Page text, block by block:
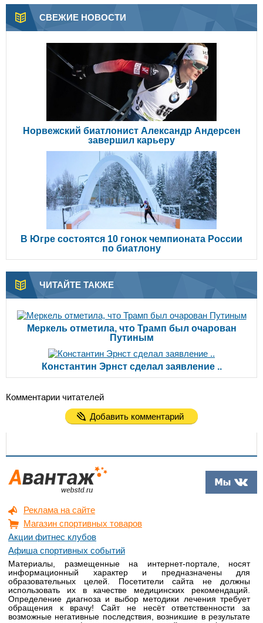
СВЕЖИЕ НОВОСТИ
Норвежский биатлонист Александр Андерсен
завершил карьеру
В Югре состоятся 10 гонок чемпионата России
по биатлону
ЧИТАЙТЕ ТАКЖЕ
Меркель отметила, что Трамп был очарован
Путиным
Константин Эрнст сделал заявление ..
Комментарии читателей
Добавить комментарий
Реклама на сайте
Магазин спортивных товаров
Акции фитнес клубов
Афиша спортивных событий
Материалы, размещенные на интернет-портале, носят
информационный характер и предназначены для
образовательных целей. Посетители сайта не должны
использовать их в качестве медицинских рекомендаций.
Определение диагноза и выбор методики лечения требует
обращения к врачу! Сайт не несёт ответственности за
возможные негативные последствия, возникшие в результате